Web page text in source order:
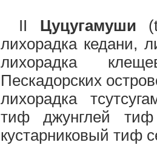
II Цуцугамуши
лихорадка кедани,
лихорадка
Пескадорских
лихорадка
тиф джунглей
кустарниковый тиф